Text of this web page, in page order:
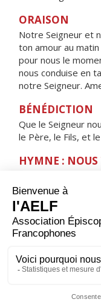
ORAISON
Notre Seigneur et
ton amour au
pour nous le
nous conduise en
notre Seigneur.
BÉNÉDICTION
Que le Seigneur
le Père, le Fils, et
HYMNE : NOUS
servante du
Ta foi nous a donné
l'Enfant de la
la source de la vie.
Ève nouvelle,
Jésus Christ, notre